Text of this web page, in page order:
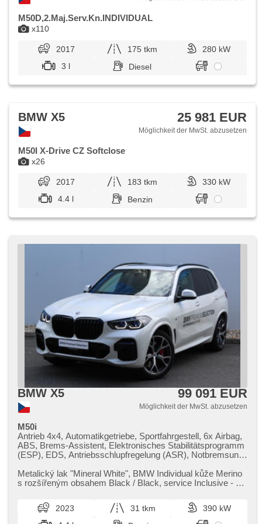
x110
M50D,2.Maj.Serv.Kn.INDIVIDUAL
2017 175 tkm
280 kW
3 l
Diesel
x26
BMW X5 25 981 EUR
Möglichkeit der MwSt. abzusetzen
M50I X-Drive CZ Softclose
2017 183 tkm
330 kW
4.4 l
Benzin
BMW X5 99 091 EUR
Möglichkeit der MwSt. abzusetzen
M50i
Antrieb 4x4, Automatikgetriebe, Sportfahrgestell, 6x Airbag,
ABS, Brems-Assistent, Elektronisches Stabilitätsprogramm
(ESP), EDS, Antriebsschlupfregelung (ASR), Notbremsung
Geschwindigkeitsregelung von der Hang, asistent rozjezdu
do kopce (HSA), ukazatel rychlostního limitu (SLIF), Uhr
změny jízdního pruhu, asistent jízdy v jízdním pruhu,
Überwachung der Ermüdung des Fahrers, automatisch im
Berg bremsen , Fahrgestell Steifheitsregelung, adaptivní
Metalický lak "Mineral White",​ BMW Individual kůže Merino
s rozšířeným obsahem Black / Black,​ service Inclusive ​- 5
2023 31 tkm
390 kW